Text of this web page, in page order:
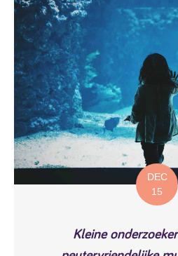
DEC
15
Kleine